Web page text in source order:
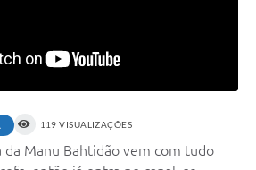
119 VISUALIZAÇÕES
da Manu Bahtidão vem com tudo